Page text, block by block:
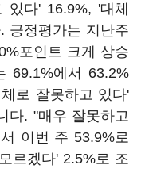
있다' 16.9%, '대체
긍정평가는 지난주
포인트 크게 상승
69.1%에서 63.2%
로 잘못하고 있다'
다. "매우 잘못하고
이번 주 53.9%로
르겠다' 2.5%로 조